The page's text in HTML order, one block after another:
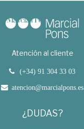
Atención al cliente
(+34) 91 304 33 03
atencion@marcialpons.es
¿DUDAS?